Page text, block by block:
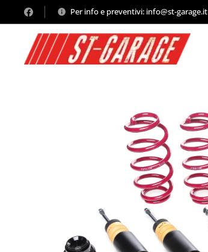
Per info e preventivi: info@st-garage.it